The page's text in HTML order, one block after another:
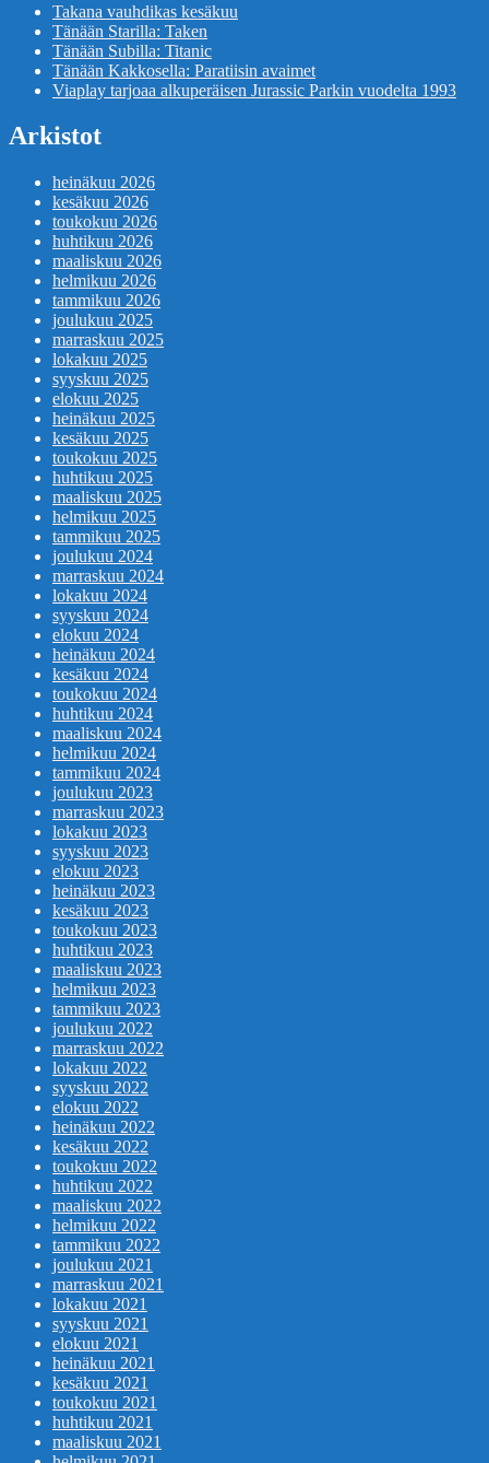
Takana vauhdikas kesäkuu
Tänään Starilla: Taken
Tänään Subilla: Titanic
Tänään Kakkosella: Paratiisin avaimet
Viaplay tarjoaa alkuperäisen Jurassic Parkin vuodelta 1993
Arkistot
heinäkuu 2026
kesäkuu 2026
toukokuu 2026
huhtikuu 2026
maaliskuu 2026
helmikuu 2026
tammikuu 2026
joulukuu 2025
marraskuu 2025
lokakuu 2025
syyskuu 2025
elokuu 2025
heinäkuu 2025
kesäkuu 2025
toukokuu 2025
huhtikuu 2025
maaliskuu 2025
helmikuu 2025
tammikuu 2025
joulukuu 2024
marraskuu 2024
lokakuu 2024
syyskuu 2024
elokuu 2024
heinäkuu 2024
kesäkuu 2024
toukokuu 2024
huhtikuu 2024
maaliskuu 2024
helmikuu 2024
tammikuu 2024
joulukuu 2023
marraskuu 2023
lokakuu 2023
syyskuu 2023
elokuu 2023
heinäkuu 2023
kesäkuu 2023
toukokuu 2023
huhtikuu 2023
maaliskuu 2023
helmikuu 2023
tammikuu 2023
joulukuu 2022
marraskuu 2022
lokakuu 2022
syyskuu 2022
elokuu 2022
heinäkuu 2022
kesäkuu 2022
toukokuu 2022
huhtikuu 2022
maaliskuu 2022
helmikuu 2022
tammikuu 2022
joulukuu 2021
marraskuu 2021
lokakuu 2021
syyskuu 2021
elokuu 2021
heinäkuu 2021
kesäkuu 2021
toukokuu 2021
huhtikuu 2021
maaliskuu 2021